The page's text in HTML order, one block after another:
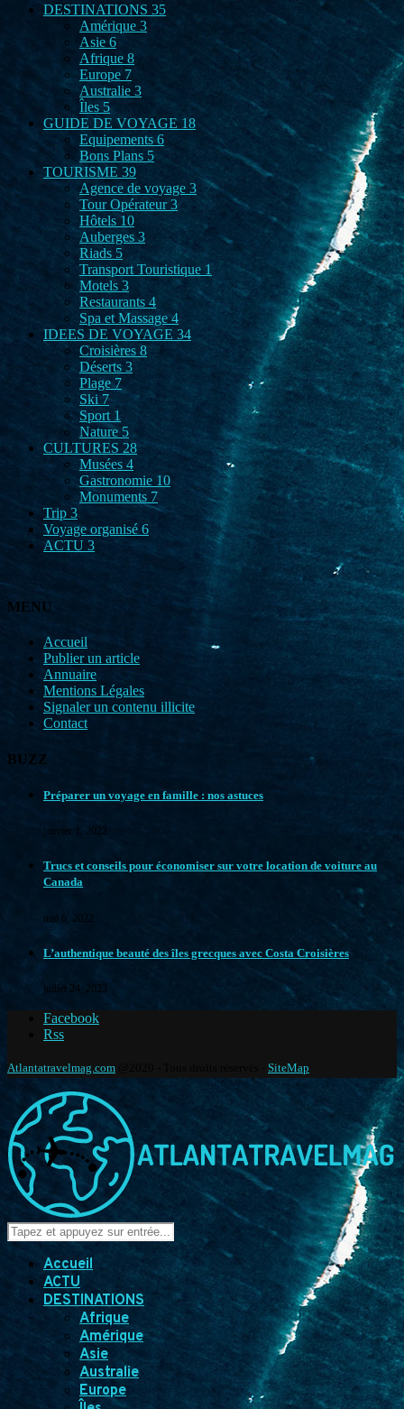
DESTINATIONS 35
Amérique 3
Asie 6
Afrique 8
Europe 7
Australie 3
Îles 5
GUIDE DE VOYAGE 18
Equipements 6
Bons Plans 5
TOURISME 39
Agence de voyage 3
Tour Opérateur3
Hôtels 10
Auberges3
Riads 5
Transport Touristique 1
Motels 3
Restaurants 4
Spa et Massage4
IDEES DE VOYAGE 34
Croisières 8
Déserts 3
Plage7
Ski 7
Sport 1
Nature 5
CULTURES 28
Musées 4
Gastronomie 10
Monuments 7
Trip 3
Voyage organisé 6
ACTU 3
MENU
Accueil
Publier un article
Annuaire
Mentions Légales
Signaler un contenu illicite
Contact
BUZZ
Préparer un voyage en famille : nos astuces
janvier 1, 2022
Trucs et conseils pour économiser sur votre location de voiture au
Canada
mai 6, 2022
L’authentique beauté des îles grecques avec Costa Croisières
juillet 24, 2023
Facebook
Rss
Atlantatravelmag.com SiteMap
Accueil
ACTU
DESTINATIONS
Afrique
Amérique
Asie
Australie
Europe